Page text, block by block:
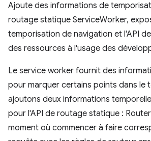
Ajoute des informations de
routage statique ServiceWorker,
temporisation de navigation et l'API
des ressources à l'usage des
Le service worker fournit des
pour marquer certains points dans le
ajoutons deux informations
pour l'API de routage statique :
moment où commencer à faire